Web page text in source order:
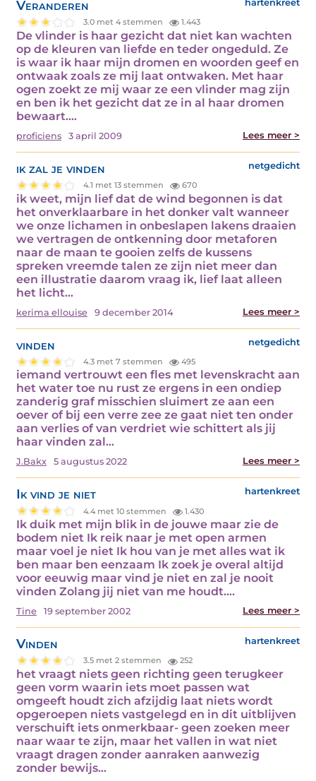
Veranderen hartenkreet
3.0 met 4 stemmen 1.443
De vlinder is haar gezicht dat niet kan wachten
op de kleuren van liefde en teder ongeduld. Ze
is waar ik haar mijn dromen en woorden geef en
ontwaak zoals ze mij laat ontwaken. Met haar
ogen zoekt ze mij waar ze een vlinder mag zijn
en ben ik het gezicht dat ze in al haar dromen
bewaart.…
proficiens 3 april 2009 Lees meer >
ik zal je vinden netgedicht
4.1 met 13 stemmen 670
ik weet, mijn lief dat de wind begonnen is dat
het onverklaarbare in het donker valt wanneer
we onze lichamen in onbeslapen lakens draaien
we vertragen de ontkenning door metaforen
naar de maan te gooien zelfs de kussens
spreken vreemde talen ze zijn niet meer dan
een illustratie daarom vraag ik, lief laat alleen
het licht…
kerima ellouise 9 december 2014 Lees meer >
vinden netgedicht
4.3 met 7 stemmen 495
iemand vertrouwt een fles met levenskracht aan
het water toe nu rust ze ergens in een ondiep
zanderig graf misschien sluimert ze aan een
oever of bij een verre zee ze gaat niet ten onder
aan verlies of van verdriet wie schittert als jij
haar vinden zal…
J.Bakx 5 augustus 2022 Lees meer >
Ik vind je niet hartenkreet
4.4 met 10 stemmen 1.430
Ik duik met mijn blik in de jouwe maar zie de
bodem niet Ik reik naar je met open armen
maar voel je niet Ik hou van je met alles wat ik
ben maar ben eenzaam Ik zoek je overal altijd
voor eeuwig maar vind je niet en zal je nooit
vinden Zolang jij niet van me houdt.…
Tine 19 september 2002 Lees meer >
Vinden hartenkreet
3.5 met 2 stemmen 252
het vraagt niets geen richting geen terugkeer
geen vorm waarin iets moet passen wat
omgeeft houdt zich afzijdig laat niets wordt
opgeroepen niets vastgelegd en in dit uitblijven
verschuift iets onmerkbaar- geen zoeken meer
naar waar te zijn, maar het vallen in wat niet
vraagt dragen zonder aanraken aanwezig
zonder bewijs…